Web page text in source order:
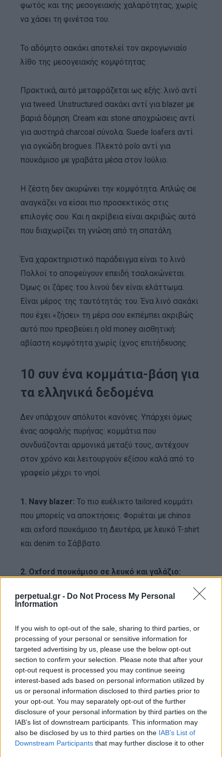
perpetual.gr - Do Not Process My Personal
Information
If you wish to opt-out of the sale, sharing to third parties, or
processing of your personal or sensitive information for
targeted advertising by us, please use the below opt-out
section to confirm your selection. Please note that after your
opt-out request is processed you may continue seeing
interest-based ads based on personal information utilized by
us or personal information disclosed to third parties prior to
your opt-out. You may separately opt-out of the further
disclosure of your personal information by third parties on the
IAB’s list of downstream participants. This information may
also be disclosed by us to third parties on the IAB’s List of
Downstream Participants that may further disclose it to other
φωτός και της μεσογειακής χαλαρότητας, χωρίς
να χάσει τη φινέτσα του.
Το αδόμητο σακάκι αποτελεί τον ακρογωνιαίο
λίθο της μεσογειακής κομψότητας.
Πρακτικά, αυτό μεταφράζεται ως εξής: λινό αντί
για tweed. Unstructured σακάκι αντί για blazer με
βαριά δόμηση. Cream και stone αποχρώσεις αντί
για αυστηρά charcoal σύνολα. Suede loafers αντί
για ογκώδη brogues. Πλεκτό polo αντί για
πουκάμισο με γραβάτα μέσα στον Ιούλιο.
Η ζέστη δεν ακυρώνει την κομψότητα. Απλώς σε
αναγκάζει να είσαι πιο προσεκτικός στις
επιλογές σου. Και η ακρίβεια είναι ακριβώς αυτό
που διαχωρίζει τη γνώση από τη σπατάλη.
Ένα χαρακτηριστικό παράδειγμα είναι το λινό.
Πολλοί το αποφεύγουν επειδή τσαλακώνεται.
Όμως οι ζάρες του λινού δεν είναι ελάττωμα.
Είναι μέρος της ταυτότητάς του. Ένα λινό σακάκι
που έχει «ζήσει» τη μέρα σου εκπέμπει ακριβώς
αυτό που πρεσβεύει η old money αισθητική:
αβίαστη κομψότητα χωρίς ίχνος επιτήδευσης.
10 συν ένα κομμάτια-βάση για
τα ελληνικά δεδομένα
Δεν υπάρχουν απόλυτοι κανόνες. Υπάρχει όμως
ένας ασφαλής πυρήνας: κομμάτια που
συνδυάζονται αρμονικά μεταξύ τους, αντέχουν
στον χρόνο και λειτουργούν εξίσου καλά από το
γραφείο μέχρι το νησί.
1. Navy blazer: Το πιο ευέλικτο tailored κομμάτι
που μπορείς να αποκτήσεις. Φοριέται με chinos
και oxford πουκάμισο τη Δευτέρα, με λευκό T-shirt
και denim το Σάββατο.
2. Oxford πουκάμισο σε λευκό και γαλάζιο:
κανονική εφαρμογή. Ούτε ασφυκτικά στενό ούτε
3. Λινό πουκάμισο:Σε λευκό, ecru ή απαλό
γαλάζιο. Το απόλυτο ελληνικό καλοκαιρινό
κομμάτι.
4. Πλεκτό polo:Πιο κομψό από ένα κλασικό polo
και πιο χαλαρό από ένα πουκάμισο.
5. Chinos ή pleated trousers:Σε μπεζ, stone ή